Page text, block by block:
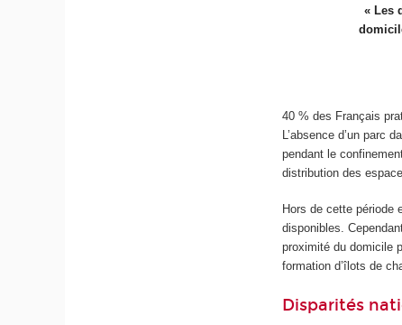
« Les
40 % des Français
L’absence d’un parc
pendant le
distribution des
Hors de cette période
disponibles.
proximité du domicile
formation d’îlots de
Disparités